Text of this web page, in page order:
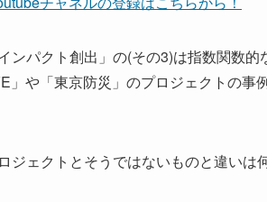
ンパクト創出」の(その3)は指数関数
」や「東京防災」のプロジェクトの事
ジェクトとそうではないものと違いは